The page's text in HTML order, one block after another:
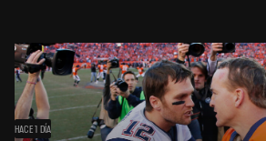
HACE 1 DÍA